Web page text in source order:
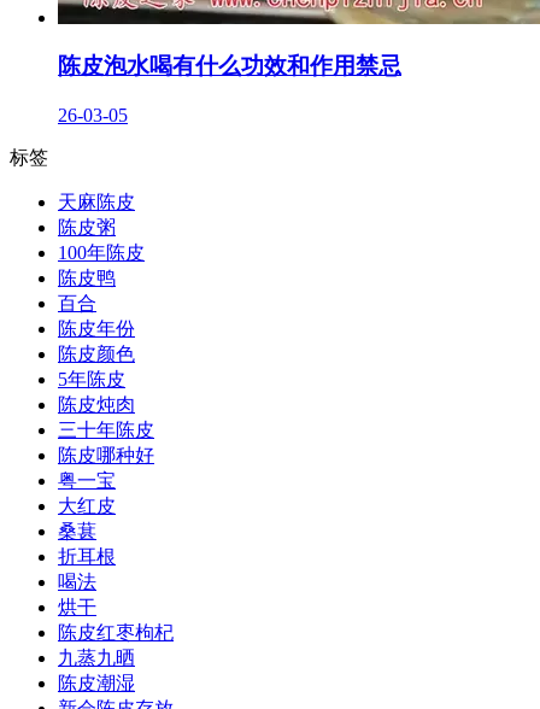
陈皮泡水喝有什么功效和作用禁忌
26-03-05
标签
天麻陈皮
陈皮粥
100年陈皮
陈皮鸭
百合
陈皮年份
陈皮颜色
5年陈皮
陈皮炖肉
三十年陈皮
陈皮哪种好
粤一宝
大红皮
桑葚
折耳根
喝法
烘干
陈皮红枣枸杞
九蒸九晒
陈皮潮湿